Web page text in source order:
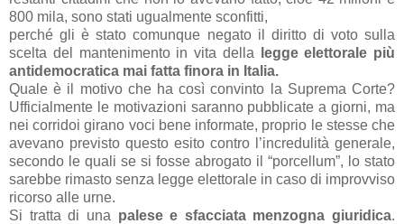
800 mila, sono stati ugualmente sconfitti,
perché gli è stato comunque negato il diritto di voto sulla
scelta del mantenimento in vita della
legge elettorale più
antidemocratica mai fatta finora in Italia.
Quale è il motivo che ha così convinto la Suprema Corte?
Ufficialmente le motivazioni saranno pubblicate a giorni, ma
nei corridoi girano voci bene informate, proprio le stesse che
avevano previsto questo esito contro l’incredulità generale,
secondo le quali se si fosse abrogato il “porcellum”, lo stato
sarebbe rimasto senza legge elettorale in caso di improvviso
ricorso alle urne.
Si tratta di una palese e sfacciata menzogna giuridica.